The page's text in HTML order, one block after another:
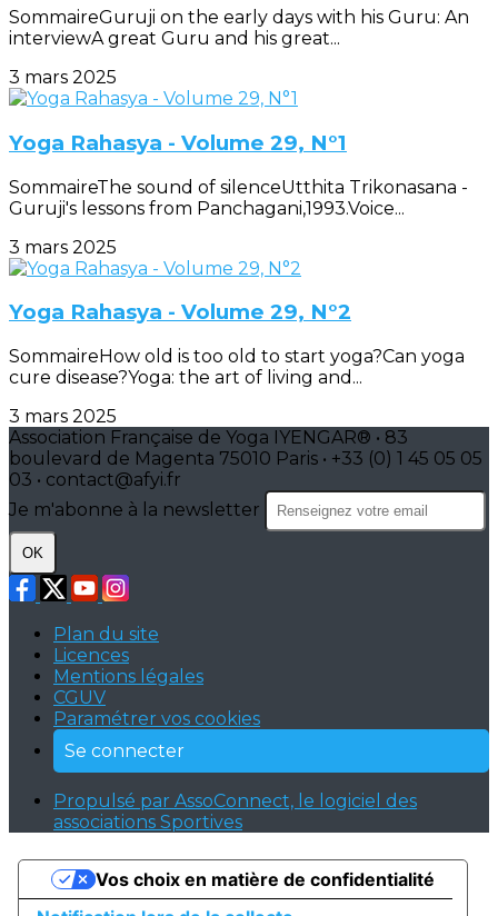
SommaireGuruji on the early days with his Guru: An
interviewA great Guru and his great...
3 mars 2025
Yoga Rahasya - Volume 29, N°1
SommaireThe sound of silenceUtthita Trikonasana -
Guruji's lessons from Panchagani,1993.Voice...
3 mars 2025
Yoga Rahasya - Volume 29, N°2
SommaireHow old is too old to start yoga?Can yoga
cure disease?Yoga: the art of living and...
3 mars 2025
Association Française de Yoga IYENGAR® • 83
boulevard de Magenta 75010 Paris • +33 (0) 1 45 05 05
03 • contact@afyi.fr
Je m'abonne à la newsletter
OK
Plan du site
Licences
Mentions légales
CGUV
Paramétrer vos cookies
Se connecter
Propulsé par AssoConnect, le logiciel des
associations Sportives
Vos choix en matière de confidentialité